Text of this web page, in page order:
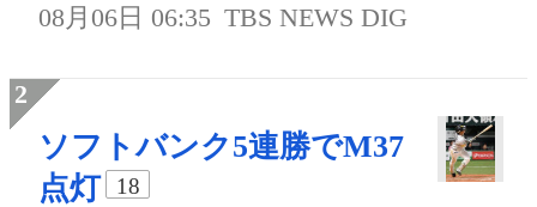
08月06日 06:35 TBS NEWS DIG
ソフトバンク5連勝でM37
点灯
18